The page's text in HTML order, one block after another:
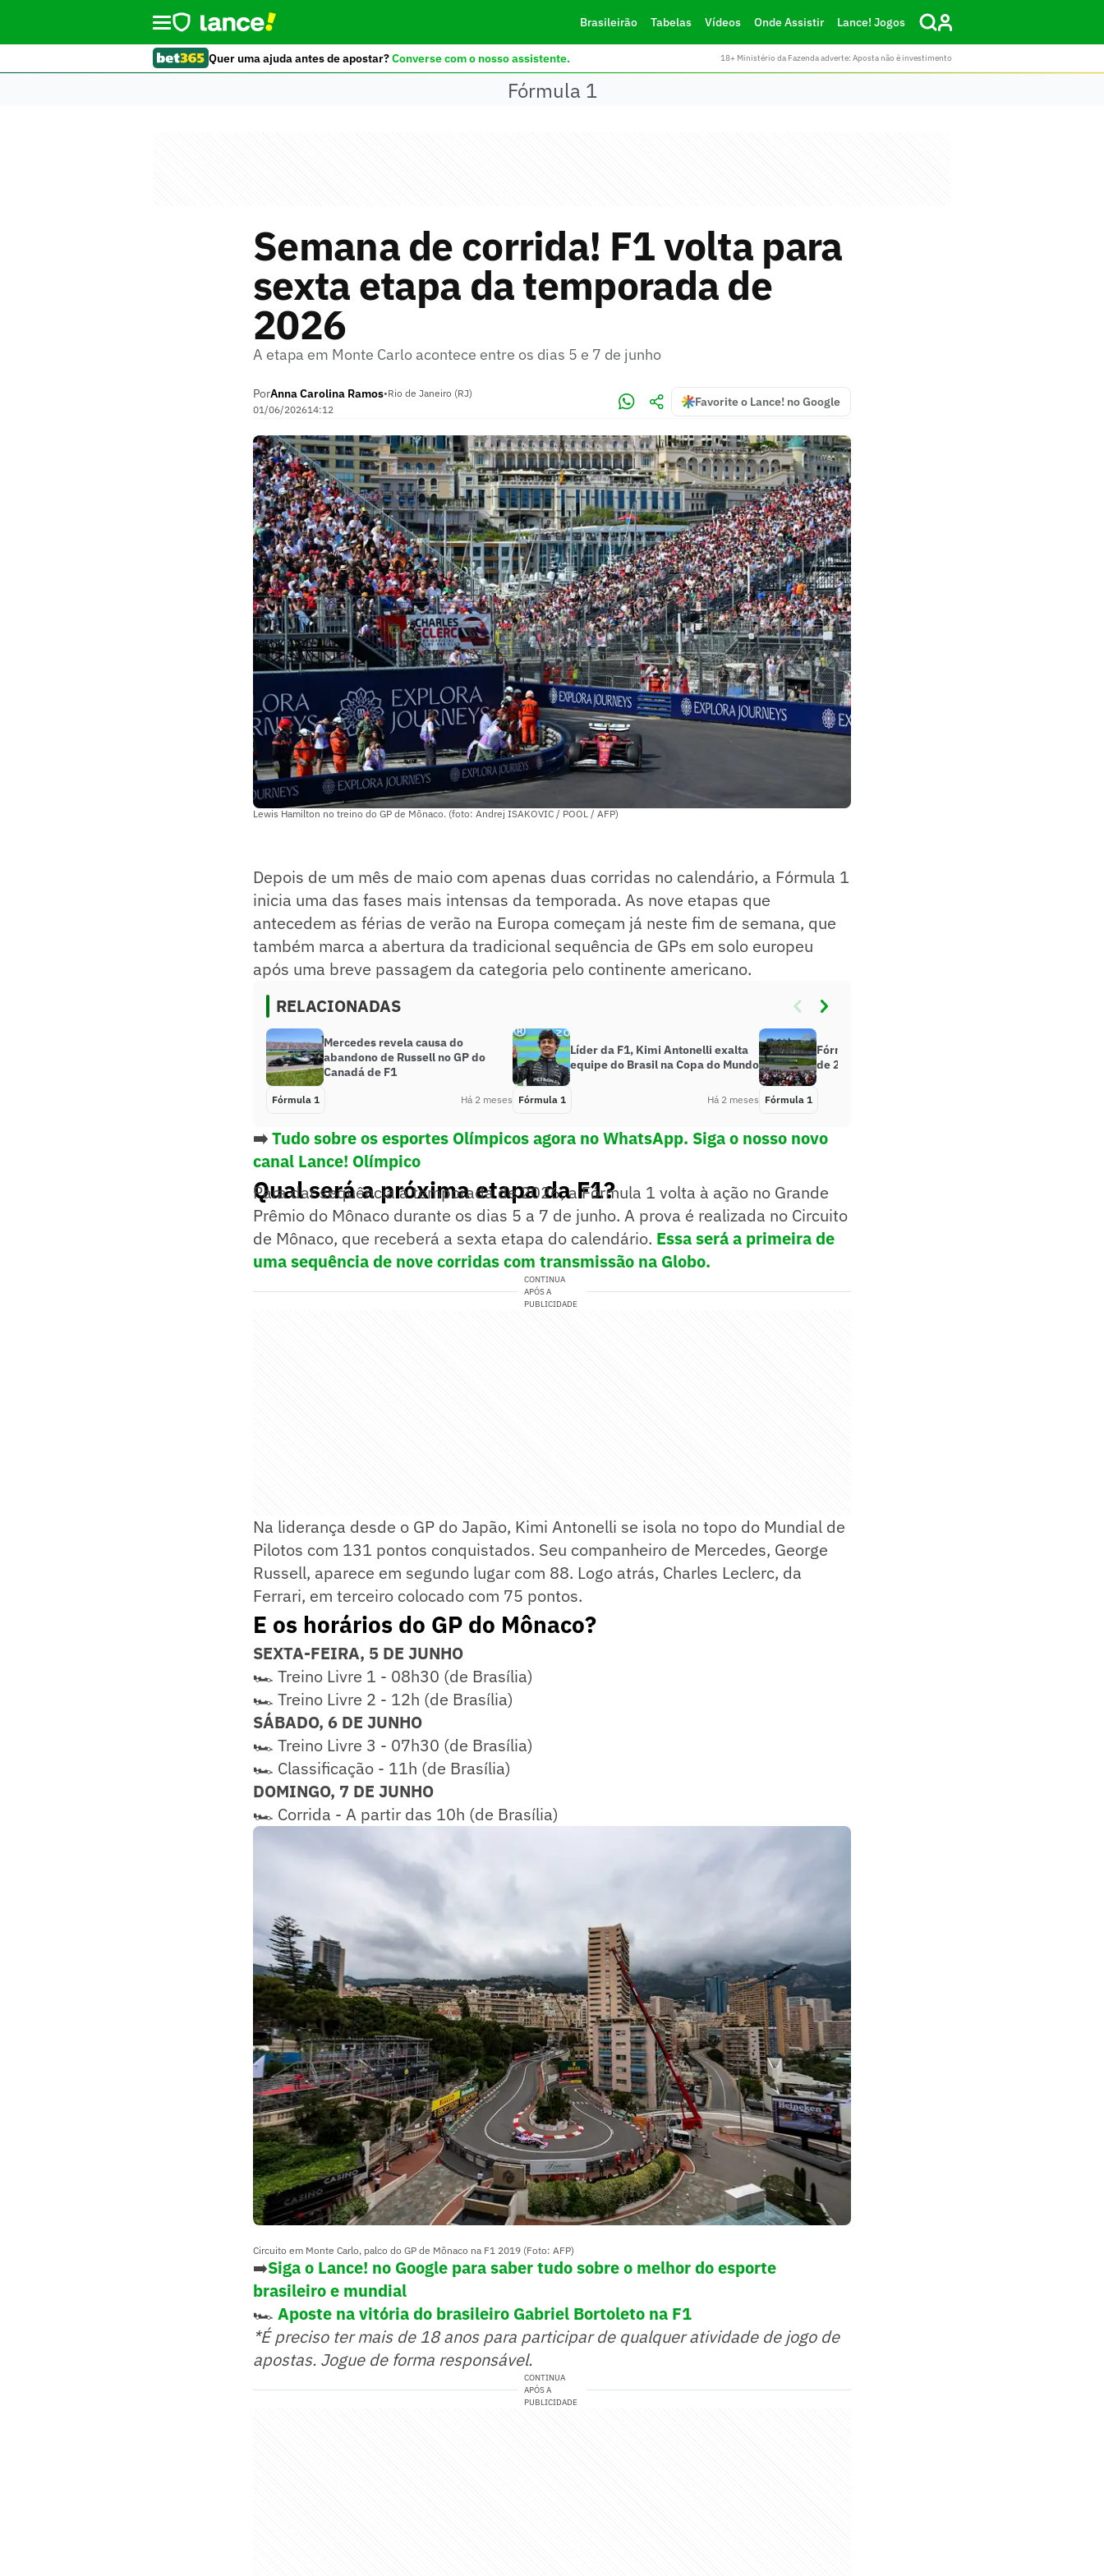
Brasileirão Tabelas Vídeos Onde Assistir Lance! Jogos
Quer uma ajuda antes de apostar?Converse com o nosso assistente. 18+ Ministério da Fazenda adverte: Aposta não é investimento
Fórmula 1
Semana de corrida! F1 volta para
sexta etapa da temporada de
2026
A etapa em Monte Carlo acontece entre os dias 5 e 7 de junho
PorAnna Carolina Ramos•Rio de Janeiro (RJ)
01/06/202614:12
Favorite o Lance! no Google
Lewis Hamilton no treino do GP de Mônaco. (foto: Andrej ISAKOVIC / POOL / AFP)
Depois de um mês de maio com apenas duas corridas no calendário, a Fórmula 1
inicia uma das fases mais intensas da temporada. As nove etapas que
antecedem as férias de verão na Europa começam já neste fim de semana, que
também marca a abertura da tradicional sequência de GPs em solo europeu
após uma breve passagem da categoria pelo continente americano.
RELACIONADAS
Mercedes revela causa do
abandono de Russell no GP do
Canadá de F1
Fórmula 1 Há 2 meses
Líder da F1, Kimi Antonelli exalta
equipe do Brasil na Copa do Mundo
Fórmula 1 Há 2 meses
Fórmula 1 abandona atualização
de 2026 no GP de Mônaco
Fórmula 1
➡️Tudo sobre os esportes Olímpicos agora no WhatsApp. Siga o nosso novo
canal Lance! Olímpico
Qual será a próxima etapa da F1?
Para dar sequência à temporada de 2026, a Fórmula 1 volta à ação no Grande
Prêmio do Mônaco durante os dias 5 a 7 de junho. A prova é realizada no Circuito
de Mônaco, que receberá a sexta etapa do calendário. Essa será a primeira de
uma sequência de nove corridas com transmissão na Globo.
CONTINUA
APÓS A
PUBLICIDADE
Na liderança desde o GP do Japão, Kimi Antonelli se isola no topo do Mundial de
Pilotos com 131 pontos conquistados. Seu companheiro de Mercedes, George
Russell, aparece em segundo lugar com 88. Logo atrás, Charles Leclerc, da
Ferrari, em terceiro colocado com 75 pontos.
E os horários do GP do Mônaco?
SEXTA-FEIRA, 5 DE JUNHO
🏎️ Treino Livre 1 - 08h30 (de Brasília)
🏎️ Treino Livre 2 - 12h (de Brasília)
SÁBADO, 6 DE JUNHO
🏎️ Treino Livre 3 - 07h30 (de Brasília)
🏎️ Classificação - 11h (de Brasília)
DOMINGO, 7 DE JUNHO
🏎️ Corrida - A partir das 10h (de Brasília)
Circuito em Monte Carlo, palco do GP de Mônaco na F1 2019 (Foto: AFP)
➡️Siga o Lance! no Google para saber tudo sobre o melhor do esporte
brasileiro e mundial
🏎️ Aposte na vitória do brasileiro Gabriel Bortoleto na F1
*É preciso ter mais de 18 anos para participar de qualquer atividade de jogo de
apostas. Jogue de forma responsável.
CONTINUA
APÓS A
PUBLICIDADE